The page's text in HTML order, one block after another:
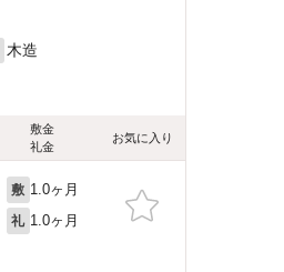
木造
敷金
礼金
お気に入り
敷 1.0ヶ月
礼 1.0ヶ月